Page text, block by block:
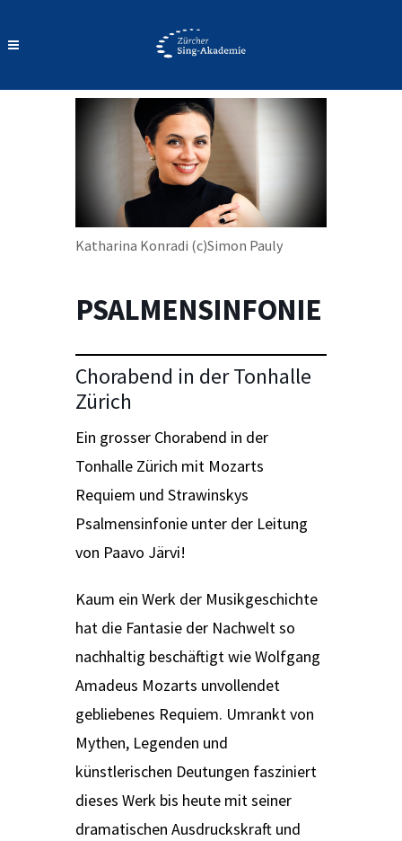
Katharina Konradi (c)Simon Pauly
PSALMENSINFONIE
Chorabend in der Tonhalle
Zürich
Ein grosser Chorabend in der
Tonhalle Zürich mit Mozarts
Requiem und Strawinskys
Psalmensinfonie unter der Leitung
von Paavo Järvi!
Kaum ein Werk der Musikgeschichte
hat die Fantasie der Nachwelt so
nachhaltig beschäftigt wie Wolfgang
Amadeus Mozarts unvollendet
gebliebenes Requiem. Umrankt von
Mythen, Legenden und
künstlerischen Deutungen fasziniert
dieses Werk bis heute mit seiner
dramatischen Ausdruckskraft und